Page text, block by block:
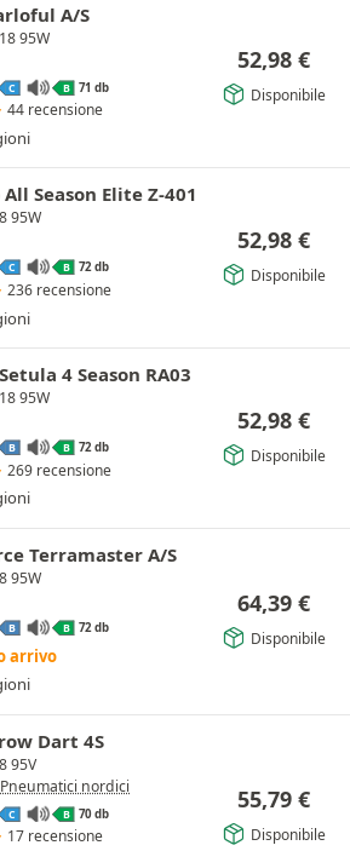
A/S
95W
C B 71 db
44 recensione
52,98 €
Disponibile
Season Elite Z-401
95W
C B 72 db
236 recensione
52,98 €
Disponibile
4 Season RA03
95W
B B 72 db
269 recensione
52,98 €
Disponibile
Terramaster A/S
95W
B B 72 db
arrivo
64,39 €
Disponibile
Dart 4S
95V
Pneumatici nordici
C B 70 db
17 recensione
55,79 €
Disponibile